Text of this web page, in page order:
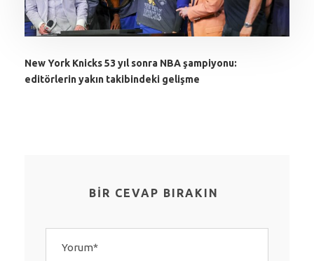
New York Knicks 53 yıl sonra NBA şampiyonu:
editörlerin yakın takibindeki gelişme
BIR CEVAP BIRAKIN